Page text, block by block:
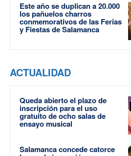
Este año se duplican a 20.000
los pañuelos charros
conmemorativos de las Ferias
y Fiestas de Salamanca
ACTUALIDAD
Queda abierto el plazo de
inscripción para el uso
gratuito de ocho salas de
ensayo musical
Salamanca concede catorce